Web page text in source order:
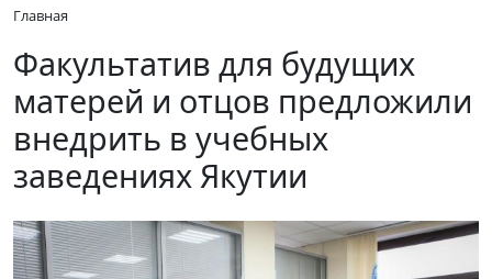
Главная
Факультатив для будущих
матерей и отцов предложили
внедрить в учебных
заведениях Якутии